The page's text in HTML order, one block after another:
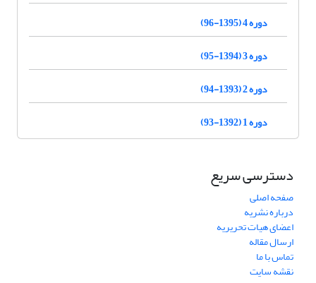
دوره 4 (1395-96)
دوره 3 (1394-95)
دوره 2 (1393-94)
دوره 1 (1392-93)
دسترسی سریع
صفحه اصلی
درباره نشریه
اعضای هیات تحریریه
ارسال مقاله
تماس با ما
نقشه سایت